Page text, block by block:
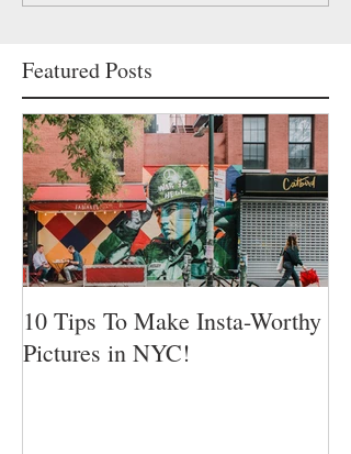
Featured Posts
10 Tips To Make Insta-Worthy
Pictures in NYC!